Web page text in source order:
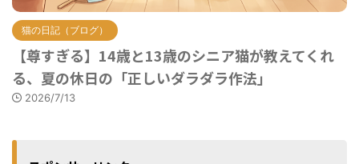
猫の日記（ブログ）
【尊すぎる】14歳と13歳のシニア猫が教えてくれ
る、夏の休日の「正しいダラダラ作法」
2026/7/13